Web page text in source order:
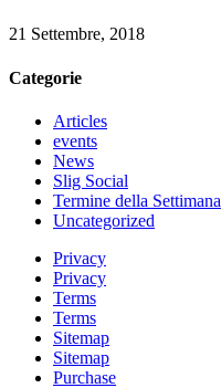
21 Settembre, 2018
Categorie
Articles
events
News
Slig Social
Termine della Settimana
Uncategorized
Privacy
Privacy
Terms
Terms
Sitemap
Sitemap
Purchase